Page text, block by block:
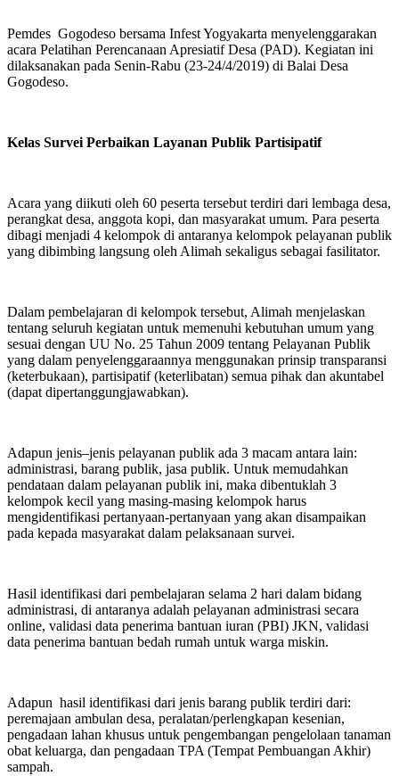
Pemdes Gogodeso bersama Infest Yogyakarta menyelenggarakan
acara Pelatihan Perencanaan Apresiatif Desa (PAD). Kegiatan ini
dilaksanakan pada Senin-Rabu (23-24/4/2019) di Balai Desa
Gogodeso.
Kelas Survei Perbaikan Layanan Publik Partisipatif
Acara yang diikuti oleh 60 peserta tersebut terdiri dari lembaga desa,
perangkat desa, anggota kopi, dan masyarakat umum. Para peserta
dibagi menjadi 4 kelompok di antaranya kelompok pelayanan publik
yang dibimbing langsung oleh Alimah sekaligus sebagai fasilitator.
Dalam pembelajaran di kelompok tersebut, Alimah menjelaskan
tentang seluruh kegiatan untuk memenuhi kebutuhan umum yang
sesuai dengan UU No. 25 Tahun 2009 tentang Pelayanan Publik
yang dalam penyelenggaraannya menggunakan prinsip transparansi
(keterbukaan), partisipatif (keterlibatan) semua pihak dan akuntabel
(dapat dipertanggungjawabkan).
Adapun jenis–jenis pelayanan publik ada 3 macam antara lain:
administrasi, barang publik, jasa publik. Untuk memudahkan
pendataan dalam pelayanan publik ini, maka dibentuklah 3
kelompok kecil yang masing-masing kelompok harus
mengidentifikasi pertanyaan-pertanyaan yang akan disampaikan
pada kepada masyarakat dalam pelaksanaan survei.
Hasil identifikasi dari pembelajaran selama 2 hari dalam bidang
administrasi, di antaranya adalah pelayanan administrasi secara
online, validasi data penerima bantuan iuran (PBI) JKN, validasi
data penerima bantuan bedah rumah untuk warga miskin.
Adapun hasil identifikasi dari jenis barang publik terdiri dari:
peremajaan ambulan desa, peralatan/perlengkapan kesenian,
pengadaan lahan khusus untuk pengembangan pengelolaan tanaman
obat keluarga, dan pengadaan TPA (Tempat Pembuangan Akhir)
sampah.